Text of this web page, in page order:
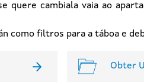
quere cambiala vaia ao
como filtros para a táboa e
Obter